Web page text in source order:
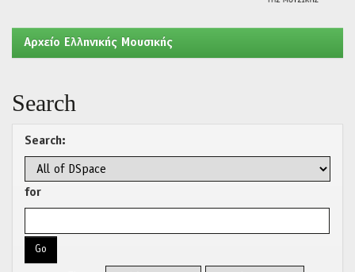
Aρχείο Ελληνικής Μουσικής
Search
Search:
for